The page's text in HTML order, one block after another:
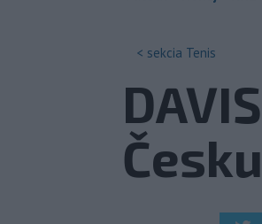
< sekcia Tenis